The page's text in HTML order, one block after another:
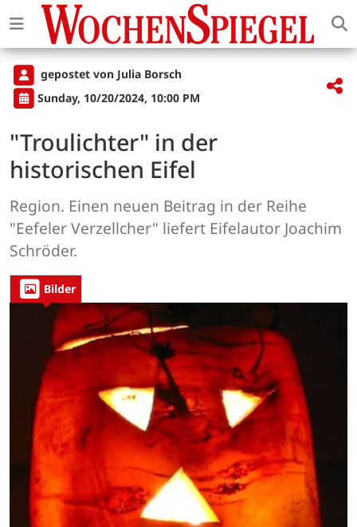
gepostet von Julia Borsch
Sunday, 10/20/2024, 10:00 PM
"Troulichter" in der
historischen Eifel
Region. Einen neuen Beitrag in der Reihe
"Eefeler Verzellcher" liefert Eifelautor Joachim
Schröder.
Bilder